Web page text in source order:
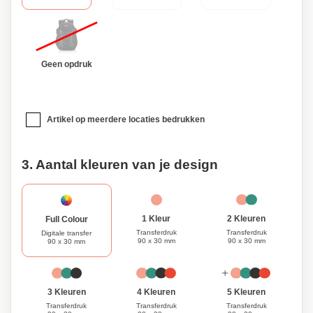
unieke aanvulling op uw dagelijkse uitrusting.
Geen opdruk
Artikel op meerdere locaties bedrukken
3. Aantal kleuren van je design
Full Colour
Digitale transfer
90 x 30 mm
1 Kleur
Transferdruk
90 x 30 mm
2 Kleuren
Transferdruk
90 x 30 mm
3 Kleuren
Transferdruk
4 Kleuren
Transferdruk
5 Kleuren
Transferdruk